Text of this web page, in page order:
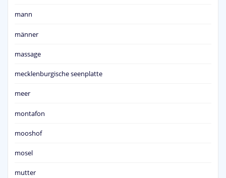
mann
männer
massage
mecklenburgische seenplatte
meer
montafon
mooshof
mosel
mutter